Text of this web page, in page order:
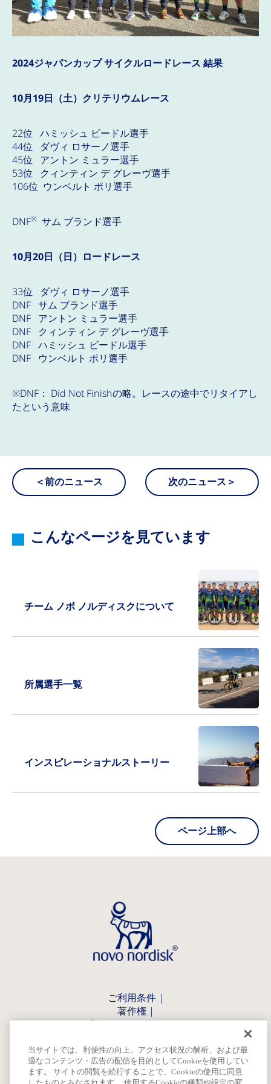
2024ジャパンカップ サイクルロードレース 結果
10月19日（土）クリテリウムレース
22位 ハミッシュ ビードル選手
44位 ダヴィ ロサーノ選手
45位 アントン ミュラー選手
53位 クィンティン デ グレーヴ選手
106位 ウンベルト ポリ選手
DNF※ サム ブランド選手
10月20日（日）ロードレース
33位 ダヴィ ロサーノ選手
DNF サム ブランド選手
DNF アントン ミュラー選手
DNF クィンティン デ グレーヴ選手
DNF ハミッシュ ビードル選手
DNF ウンベルト ポリ選手
※DNF： Did Not Finishの略。レースの途中でリタイアし
たという意味
＜前のニュース 次のニュース＞
こんなページを見ています
チーム ノボ ノルディスクについて
所属選手一覧
インスピレーショナルストーリー
ページ上部へ
ご利用条件
著作権
プライバシーポリシー
当サイトでは、利便性の向上、アクセス状況の解析、および最
適なコンテンツ・広告の配信を目的としてCookieを使用してい
ます。 サイトの閲覧を続行することで、Cookieの使用に同意